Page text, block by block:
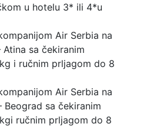
u hotelu 3* ili 4*u
Air Serbia na
sa čekiranim
i ručnim prljagom do 8
Air Serbia na
Beograd sa čekiranim
ručnim prljagom do 8